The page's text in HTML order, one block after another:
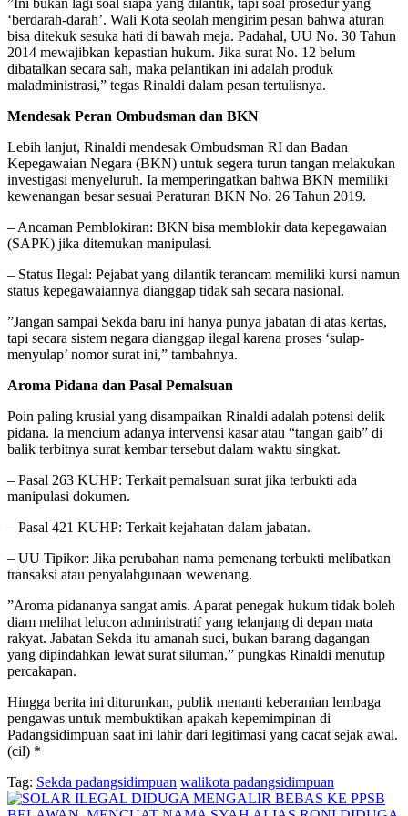
​”Ini bukan lagi soal siapa yang dilantik, tapi soal prosedur yang
‘berdarah-darah’. Wali Kota seolah mengirim pesan bahwa aturan
bisa ditekuk sesuka hati di bawah meja. Padahal, UU No. 30 Tahun
2014 mewajibkan kepastian hukum. Jika surat No. 12 belum
dibatalkan secara sah, maka pelantikan ini adalah produk
maladministrasi,” tegas Rinaldi dalam pesan tertulisnya.
Mendesak Peran Ombudsman dan BKN
​Lebih lanjut, Rinaldi mendesak Ombudsman RI dan Badan
Kepegawaian Negara (BKN) untuk segera turun tangan melakukan
investigasi menyeluruh. Ia memperingatkan bahwa BKN memiliki
kewenangan besar sesuai Peraturan BKN No. 26 Tahun 2019.
– ​Ancaman Pemblokiran: BKN bisa memblokir data kepegawaian
(SAPK) jika ditemukan manipulasi.
– ​Status Ilegal: Pejabat yang dilantik terancam memiliki kursi namun
status kepegawaiannya dianggap tidak sah secara nasional.
​”Jangan sampai Sekda baru ini hanya punya jabatan di atas kertas,
tapi secara sistem negara dianggap ilegal karena proses ‘sulap-
menyulap’ nomor surat ini,” tambahnya.
Aroma Pidana dan Pasal Pemalsuan
​Poin paling krusial yang disampaikan Rinaldi adalah potensi delik
pidana. Ia mencium adanya intervensi kasar atau “tangan gaib” di
balik terbitnya surat kembar tersebut dalam waktu singkat.
– ​Pasal 263 KUHP: Terkait pemalsuan surat jika terbukti ada
manipulasi dokumen.
– ​Pasal 421 KUHP: Terkait kejahatan dalam jabatan.
– ​UU Tipikor: Jika perubahan nama pemenang terbukti melibatkan
transaksi atau penyalahgunaan wewenang.
​”Aroma pidananya sangat amis. Aparat penegak hukum tidak boleh
diam melihat lelucon administratif yang telanjang di depan mata
rakyat. Jabatan Sekda itu amanah suci, bukan barang dagangan
yang dipindahkan lewat surat siluman,” pungkas Rinaldi menutup
percakapan.
​Hingga berita ini diturunkan, publik menanti keberanian lembaga
pengawas untuk membuktikan apakah kepemimpinan di
Padangsidimpuan saat ini lahir dari legitimasi yang cacat sejak awal.
(cil) *
Tag: Sekda padangsidimpuan walikota padangsidimpuan